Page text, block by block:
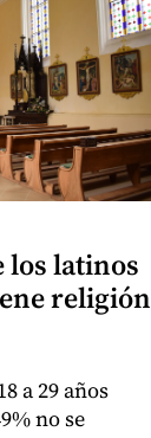
los latinos
religión
a 29 años
no se